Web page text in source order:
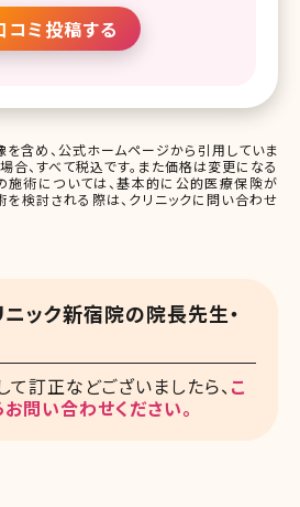
コミ投稿する
含め、公式ホームページから引用していま
合、すべて税込です。また価格は変更になる
施術については、基本的に公的医療保険が
検討される際は、クリニックに問い合わせ
ック新宿院の院長先生・
訂正などございましたら、こ
問い合わせください。